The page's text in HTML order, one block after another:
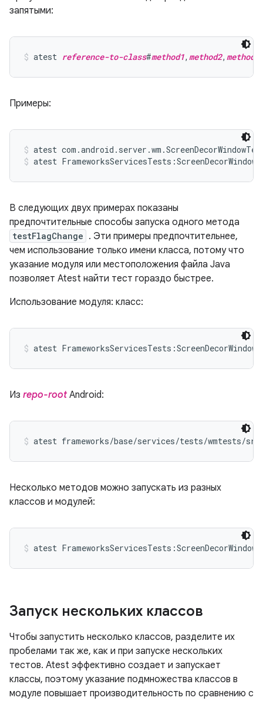
запятыми:
atest reference-to-class#method1, method2, method3
Примеры:
atest
atest
В следующих двух примерах показаны
предпочтительные способы запуска одного метода
testFlagChange . Эти примеры предпочтительнее,
чем использование только имени класса, потому что
указание модуля или местоположения файла Java
позволяет Atest найти тест гораздо быстрее.
Использование модуля: класс:
atest
Из repo-rootAndroid:
atest frameworks/base/services/tests/wmtests/src/
Несколько методов можно запускать из разных
классов и модулей:
atest
Запуск нескольких классов
Чтобы запустить несколько классов, разделите их
пробелами так же, как и при запуске нескольких
тестов. Atest эффективно создает и запускает
классы, поэтому указание подмножества классов в
модуле повышает производительность по сравнению с